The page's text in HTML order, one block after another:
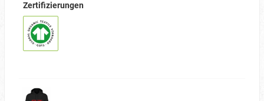
Zertifizierungen